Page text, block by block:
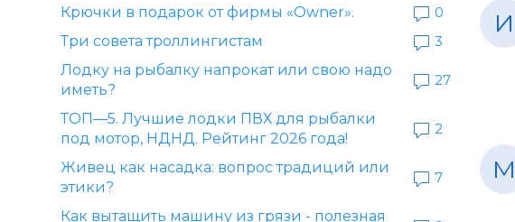
Крючки в подарок от фирмы «Owner».
0
Три совета троллингистам
3
Лодку на рыбалку напрокат или свою надо
иметь?
27
ТОП—5. Лучшие лодки ПВХ для рыбалки
под мотор, НДНД. Рейтинг 2026 года!
2
Живец как насадка: вопрос традиций или
этики?
7
Как вытащить машину из грязи - полезная
И
М